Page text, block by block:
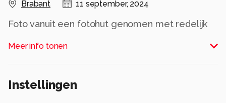
Brabant 11 september, 2024
Foto vanuit een fotohut genomen met redelijk
Camera raw en Photoshop.
Meer info tonen
Instellingen